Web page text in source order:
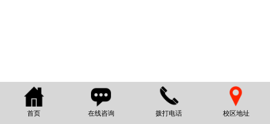
首页 在线咨询 拨打电话 校区地址